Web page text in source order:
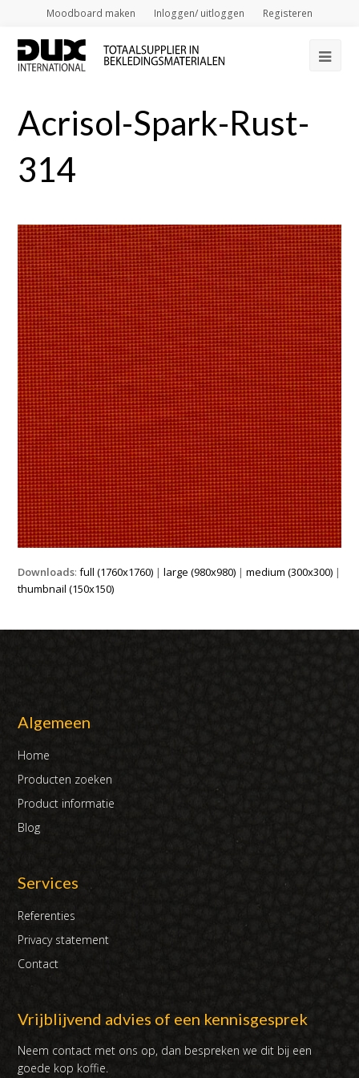
Moodboard maken Inloggen/ uitloggen Registeren
Acrisol-Spark-Rust-
314
Downloads:full (1760x1760) |large (980x980) |medium (300x300) |
thumbnail (150x150)
Algemeen
Home
Producten zoeken
Product informatie
Blog
Services
Referenties
Privacy statement
Contact
Vrijblijvend advies of een kennisgesprek
Neem contact met ons op, dan bespreken we dit bij een
goede kop koffie.